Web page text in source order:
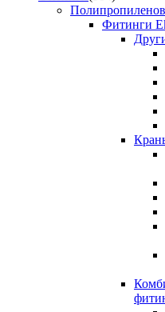
Фитинги